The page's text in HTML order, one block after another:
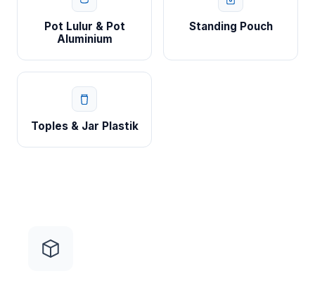
Pot Lulur & Pot
Aluminium
Standing Pouch
Toples & Jar Plastik